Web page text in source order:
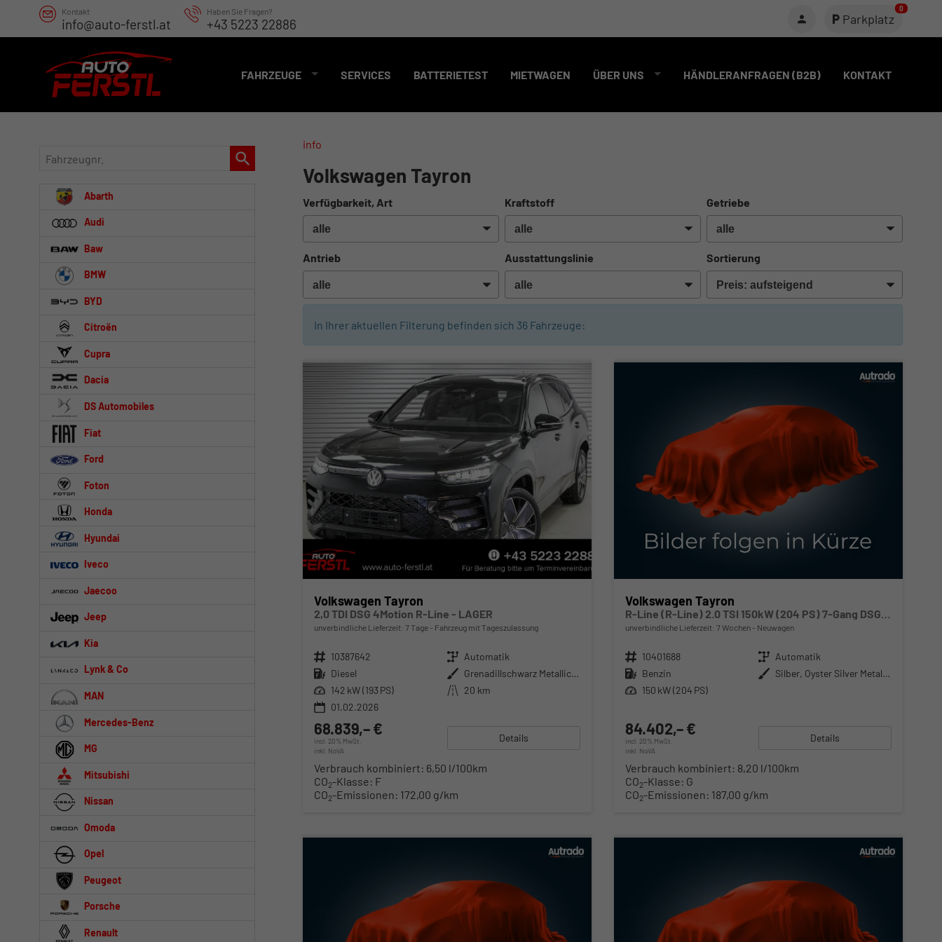
Kontakt
info@auto-ferstl.at
Haben Sie Fragen?
+43 5223 22886 Parkplatz
0
FAHRZEUGE SERVICES BATTERIETEST MIETWAGEN ÜBER UNS HÄNDLERANFRAGEN (B2B) KONTAKT
info
Volkswagen Tayron
Verfügbarkeit, Art Kraftstoff Getriebe
Antrieb Ausstattungslinie Sortierung
In Ihrer aktuellen Filterung befinden sich 36Fahrzeuge:
Volkswagen Tayron
2,0 TDI DSG 4Motion R-Line - LAGER
unverbindliche Lieferzeit: 7 Tage Fahrzeug mit Tageszulassung
Fahrzeugnr. 10387642 Getriebe Automatik
Kraftstoff Diesel Außenfarbe
Grenadillschwarz Metallic (2T)
Leistung 142 kW (193 PS) Kilometerstand 20 km
01.02.2026
68.839,– €
incl. 20% MwSt.
inkl. NoVA
Details
Verbrauch kombiniert: 6,50 l/100km
CO2-Klasse: F
CO2-Emissionen: 172,00 g/km
Volkswagen Tayron
R-Line (R-Line) 2.0 TSI 150kW (204 PS) 7-Gang DSG 4Motion
unverbindliche Lieferzeit: 7 Wochen Neuwagen
Fahrzeugnr. 10401688 Getriebe Automatik
Kraftstoff Benzin Außenfarbe
Silber, Oyster Silver Metallic (F0)
Leistung 150 kW (204 PS)
84.402,– €
incl. 20% MwSt.
inkl. NoVA
Details
Verbrauch kombiniert: 8,20 l/100km
CO2-Klasse: G
CO2-Emissionen: 187,00 g/km
Fahrzeugnr.
Abarth
Audi
Baw
BMW
BYD
Citroën
Cupra
Dacia
DS Automobiles
Fiat
Ford
Foton
Honda
Hyundai
Iveco
Jaecoo
Jeep
Kia
Lynk & Co
MAN
Mercedes-Benz
MG
Mitsubishi
Nissan
Omoda
Opel
Peugeot
Porsche
Renault